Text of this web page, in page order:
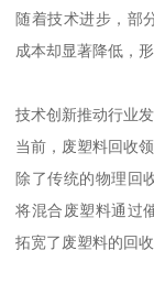
随着技术进步，部
成本却显著降低，
技术创新推动行业
当前，废塑料回收
除了传统的物理回
将混合废塑料通过
拓宽了废塑料的回